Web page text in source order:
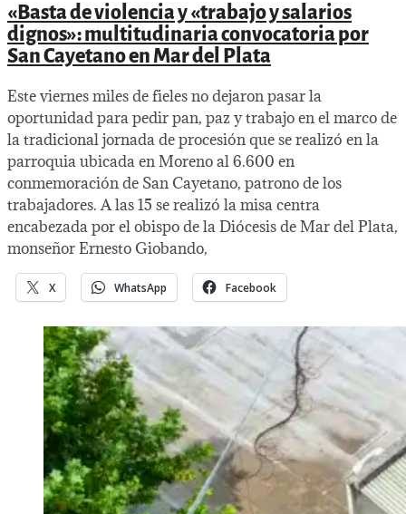
«Basta de violencia y «trabajo y salarios
dignos»: multitudinaria convocatoria por
San Cayetano en Mar del Plata
Este viernes miles de fieles no dejaron pasar la
oportunidad para pedir pan, paz y trabajo en el marco de
la tradicional jornada de procesión que se realizó en la
parroquia ubicada en Moreno al 6.600 en
conmemoración de San Cayetano, patrono de los
trabajadores. A las 15 se realizó la misa centra
encabezada por el obispo de la Diócesis de Mar del Plata,
monseñor Ernesto Giobando,
X WhatsApp Facebook